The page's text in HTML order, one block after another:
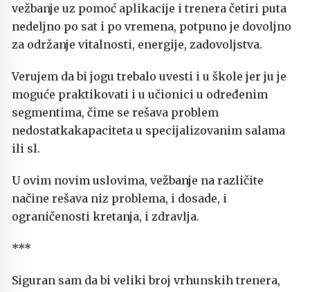
vežbanje uz pomoć aplikacije i trenera četiri puta
nedeljno po sat i po vremena, potpuno je dovoljno
za održanje vitalnosti, energije, zadovoljstva.
Verujem da bi jogu trebalo uvesti i u škole jer ju je
moguće praktikovati i u učionici u određenim
segmentima, čime se rešava problem
nedostatkakapaciteta u specijalizovanim salama
ili sl.
U ovim novim uslovima, vežbanje na različite
načine rešava niz problema, i dosade, i
ograničenosti kretanja, i zdravlja.
***
Siguran sam da bi veliki broj vrhunskih trenera,